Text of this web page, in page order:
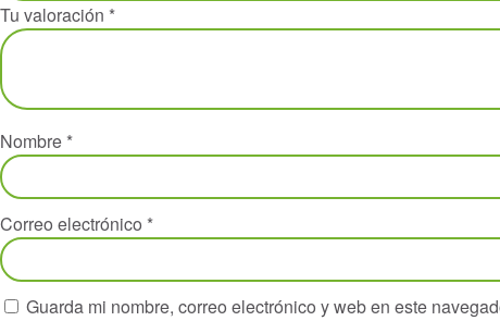
Tu valoración *
Nombre *
Correo electrónico *
Guarda mi nombre, correo electrónico y web en este